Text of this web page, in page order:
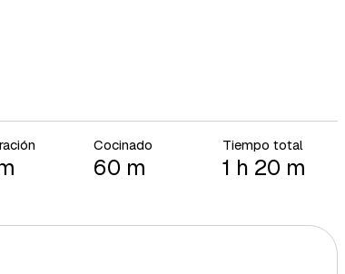
Cocinado
60 m
Tiempo total
1 h 20 m